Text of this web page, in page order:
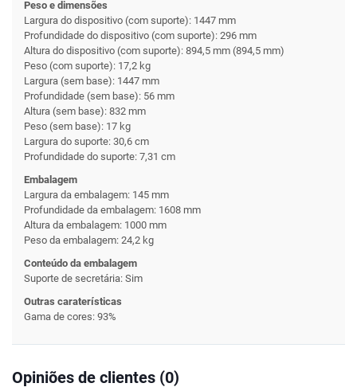
Peso e dimensões
Largura do dispositivo (com suporte): 1447 mm
Profundidade do dispositivo (com suporte): 296 mm
Altura do dispositivo (com suporte): 894,5 mm (894,5 mm)
Peso (com suporte): 17,2 kg
Largura (sem base): 1447 mm
Profundidade (sem base): 56 mm
Altura (sem base): 832 mm
Peso (sem base): 17 kg
Largura do suporte: 30,6 cm
Profundidade do suporte: 7,31 cm
Embalagem
Largura da embalagem: 145 mm
Profundidade da embalagem: 1608 mm
Altura da embalagem: 1000 mm
Peso da embalagem: 24,2 kg
Conteúdo da embalagem
Suporte de secretária: Sim
Outras caraterísticas
Gama de cores: 93%
Opiniões de clientes (0)